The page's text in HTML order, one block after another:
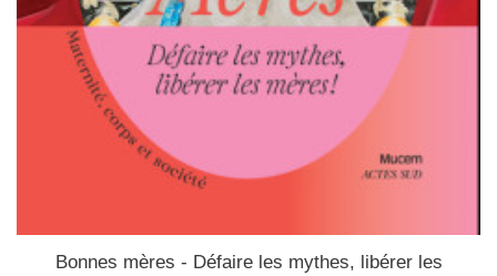
Bonnes mères - Défaire les mythes, libérer les